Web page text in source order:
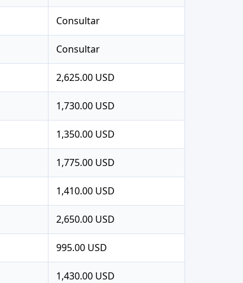
Consultar
Consultar
2,625.00 USD
1,730.00 USD
1,350.00 USD
1,775.00 USD
1,410.00 USD
2,650.00 USD
995.00 USD
1,430.00 USD